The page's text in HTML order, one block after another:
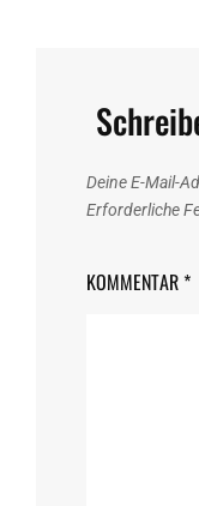
Deine E-Mail-
Erforderliche
KOMMENTAR *